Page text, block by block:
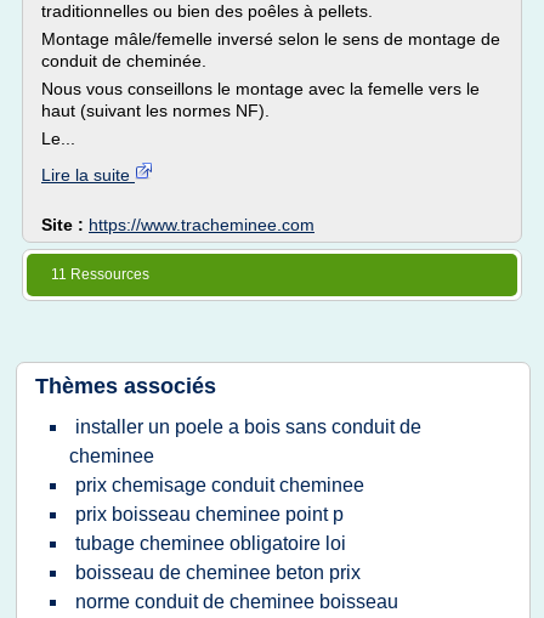
traditionnelles ou bien des poêles à pellets.
Montage mâle/femelle inversé selon le sens de montage de
conduit de cheminée.
Nous vous conseillons le montage avec la femelle vers le
haut (suivant les normes NF).
Le...
Lire la suite
Site : https://www.tracheminee.com
11 Ressources
Thèmes associés
installer un poele a bois sans conduit de
cheminee
prix chemisage conduit cheminee
prix boisseau cheminee point p
tubage cheminee obligatoire loi
boisseau de cheminee beton prix
norme conduit de cheminee boisseau